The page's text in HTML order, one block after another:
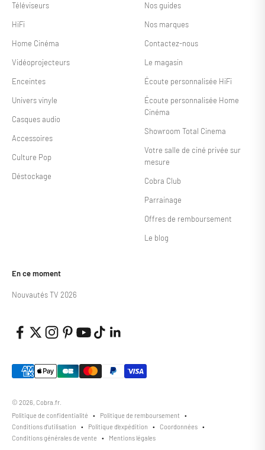
Téléviseurs
HiFi
Home Cinéma
Vidéoprojecteurs
Enceintes
Univers vinyle
Casques audio
Accessoires
Culture Pop
Déstockage
Nos guides
Nos marques
Contactez-nous
Le magasin
Écoute personnalisée HiFi
Écoute personnalisée Home
Cinéma
Showroom Total Cinema
Votre salle de ciné privée sur
mesure
Cobra Club
Parrainage
Offres de remboursement
Le blog
En ce moment
Nouvautés TV 2026
© 2026, Cobra.fr.
Politique de confidentialité
Politique de remboursement
Conditions d’utilisation
Politique d’expédition
Coordonnées
Conditions générales de vente
Mentions légales